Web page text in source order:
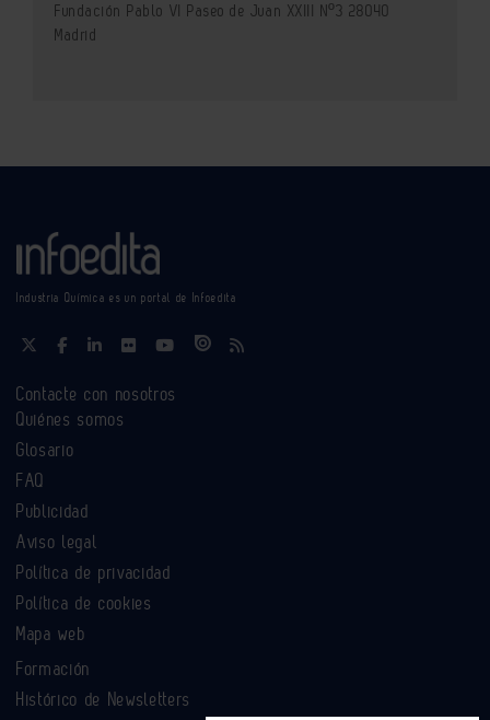
Fundación Pablo VI Paseo de Juan XXIII Nº3 28040
Madrid
Industria Química es un portal de Infoedita
Contacte con nosotros
Quiénes somos
Glosario
FAQ
Publicidad
Aviso legal
Política de privacidad
Política de cookies
Mapa web
Formación
Histórico de Newsletters